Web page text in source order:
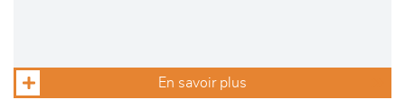
En savoir plus